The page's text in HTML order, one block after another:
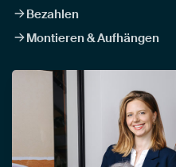
Bezahlen
Montieren & Aufhängen